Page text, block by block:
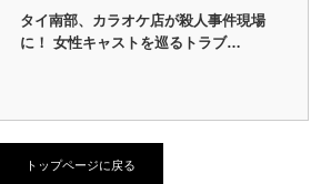
タイ南部、カラオケ店が殺人事件現場
に！ 女性キャストを巡るトラブ…
トップページに戻る